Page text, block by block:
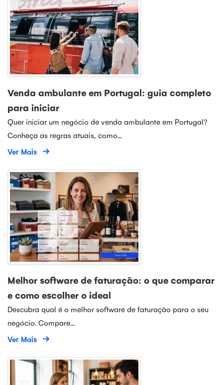
Venda ambulante em Portugal: guia completo
para iniciar
Quer iniciar um negócio de venda ambulante em Portugal?
Conheça as regras atuais, como...
Ver Mais
Melhor software de faturação: o que comparar
e como escolher o ideal
Descubra qual é o melhor software de faturação para o seu
negócio. Compare...
Ver Mais